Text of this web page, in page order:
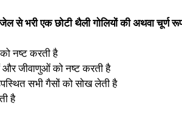
से भरी एक छोटी थैली गोलियों की अथवा चूर्ण
नष्ट करती है
जीवाणुओं को नष्ट करती है
सभी गैसों को सोख लेती है
है